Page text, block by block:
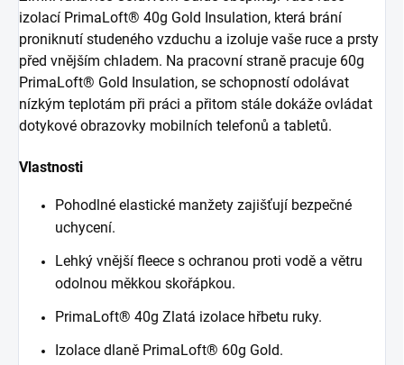
izolací PrimaLoft® 40g Gold Insulation, která brání
proniknutí studeného vzduchu a izoluje vaše ruce a prsty
před vnějším chladem. Na pracovní straně pracuje 60g
PrimaLoft® Gold Insulation, se schopností odolávat
nízkým teplotám při práci a přitom stále dokáže ovládat
dotykové obrazovky mobilních telefonů a tabletů.
Vlastnosti
Pohodlné elastické manžety zajišťují bezpečné
uchycení.
Lehký vnější fleece s ochranou proti vodě a větru
odolnou měkkou skořápkou.
PrimaLoft® 40g Zlatá izolace hřbetu ruky.
Izolace dlaně PrimaLoft® 60g Gold.